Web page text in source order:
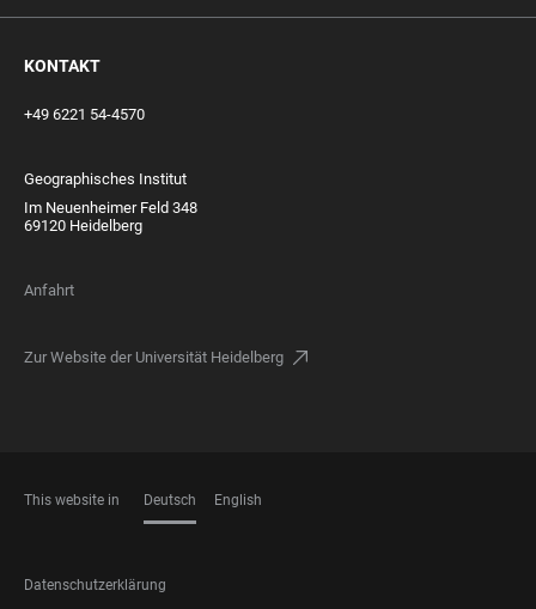
KONTAKT
+49 6221 54-4570
Geographisches Institut
Im Neuenheimer Feld 348
69120 Heidelberg
Anfahrt
Zur Website der Universität Heidelberg
This website in Deutsch English
FOOTER
Datenschutzerklärung